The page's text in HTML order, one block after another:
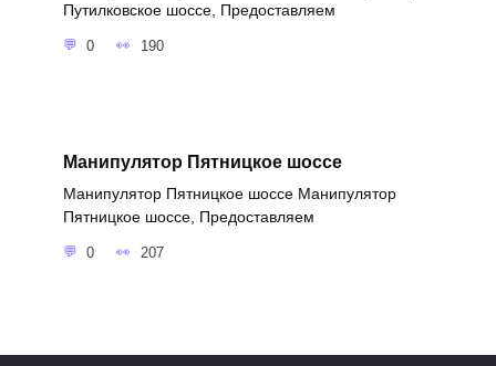
Путилковское шоссе, Предоставляем
0 190
Манипулятор Пятницкое шоссе
Манипулятор Пятницкое шоссе Манипулятор
Пятницкое шоссе, Предоставляем
0 207